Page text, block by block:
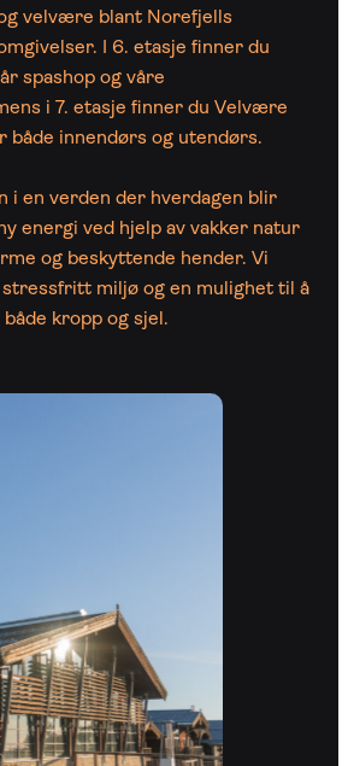
velvære blant Norefjells
I 6. etasje finner du
spashop og våre
i 7. etasje finner du Velvære
både innendørs og utendørs.
i en verden der hverdagen blir
energi ved hjelp av vakker natur
og beskyttende hender. Vi
miljø og en mulighet til å
kropp og sjel.